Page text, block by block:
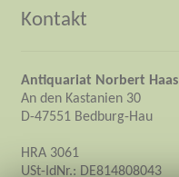
Kontakt
Antiquariat Norbert Haas
An den Kastanien 30
D-47551 Bedburg-Hau
HRA 3061
USt-IdNr.: DE814808043